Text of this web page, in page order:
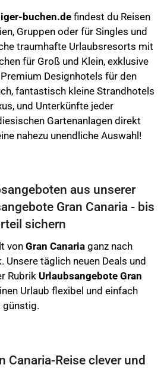
buchen.de findest du Reisen
Gruppen oder für Singles und
traumhafte Urlaubsresorts mit
für Groß und Klein, exklusive
Designhotels für den
fantastisch kleine Strandhotels
und Unterkünfte jeder
Gartenanlagen direkt
nahezu unendliche Auswahl!
aus unserer
Gran Canaria - bis
sichern
von Gran Canaria ganz nach
Unsere täglich neuen Deals und
Rubrik Urlaubsangebote Gran
Urlaub flexibel und einfach
günstig.
Canaria-Reise clever und